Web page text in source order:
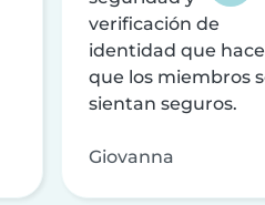
verificación de
identidad que
que los miembros
sientan seguros.
Giovanna